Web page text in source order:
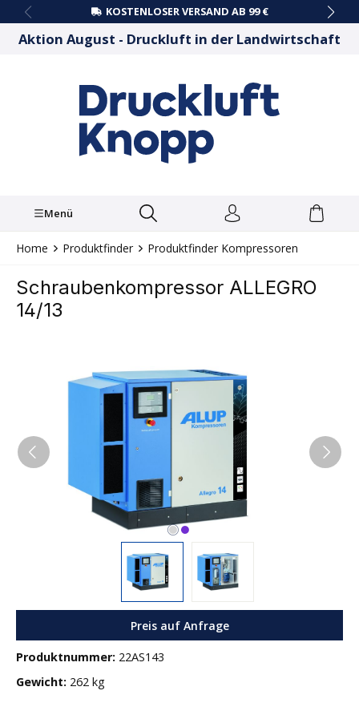
springen KOSTENLOSER VERSAND AB 99 €
Aktion August - Druckluft in der Landwirtschaft
Menü
Home Produktfinder Produktfinder Kompressoren
Schraubenkompressor ALLEGRO
14/13
Bildergalerie überspringen
Preis auf Anfrage
Produktnummer: 22AS143
Gewicht: 262 kg